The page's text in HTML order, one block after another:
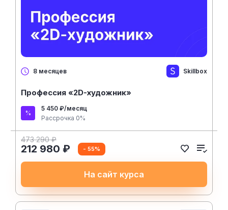
8 месяцев Skillbox
Профессия «2D-художник»
5 450 ₽/месяц
Рассрочка 0%
473 290 ₽
212 980 ₽ - 55%
На сайт курса